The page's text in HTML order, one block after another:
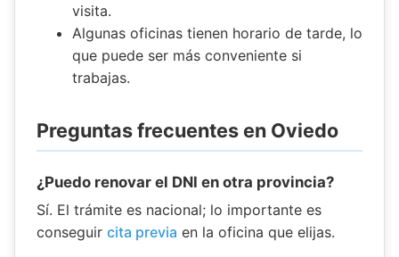
visita.
Algunas oficinas tienen horario de tarde, lo
que puede ser más conveniente si
trabajas.
Preguntas frecuentes en Oviedo
¿Puedo renovar el DNI en otra provincia?
Sí. El trámite es nacional; lo importante es
conseguir cita previa en la oficina que elijas.